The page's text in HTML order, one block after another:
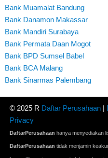
Bank Muamalat Bandung
Bank Danamon Makassar
Bank Mandiri Surabaya
Bank Permata Daan Mogot
Bank BPD Sumsel Babel
Bank BCA Malang
Bank Sinarmas Palembang
© 2025 R Daftar Perusahaan |
Privacy
DaftarPerusahaan hanya menyediakan
DaftarPerusahaan tidak menjamin